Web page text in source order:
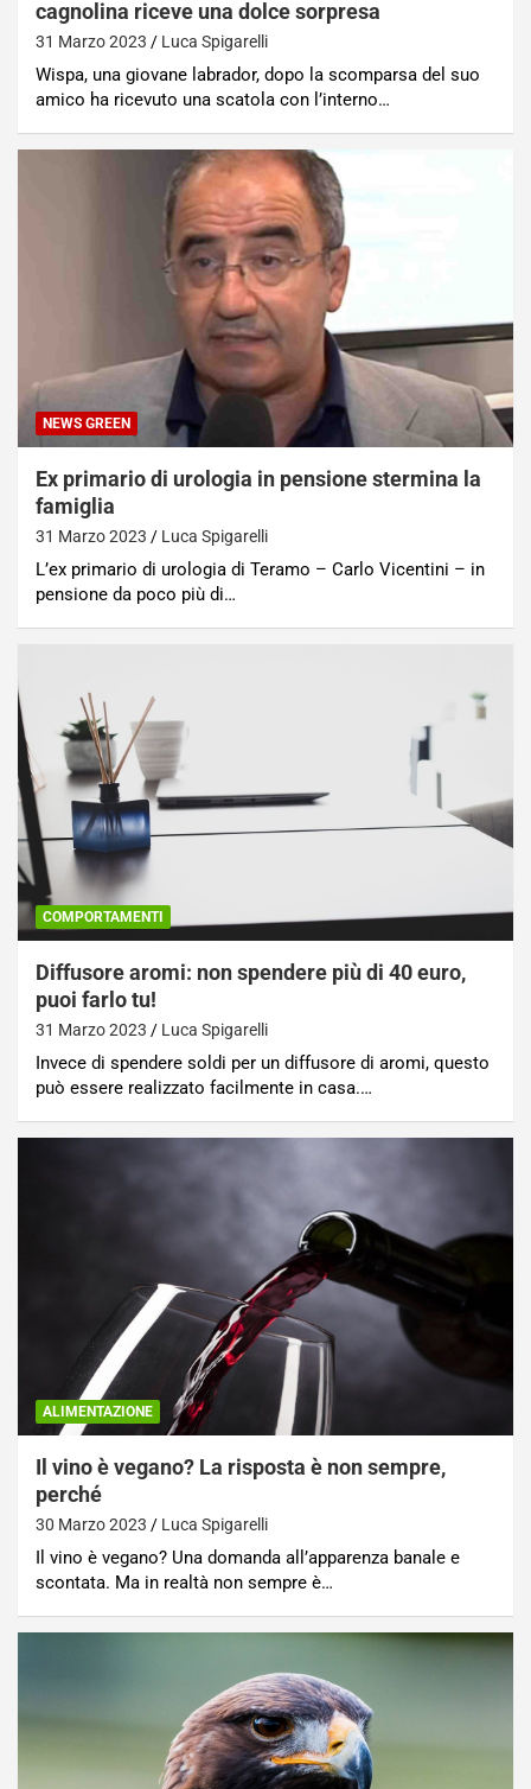
cagnolina riceve una dolce sorpresa
31 Marzo 2023 Luca Spigarelli
Wispa, una giovane labrador, dopo la scomparsa del suo
amico ha ricevuto una scatola con l’interno…
NEWS GREEN
Ex primario di urologia in pensione stermina la
famiglia
31 Marzo 2023 Luca Spigarelli
L’ex primario di urologia di Teramo – Carlo Vicentini – in
pensione da poco più di…
COMPORTAMENTI
Diffusore aromi: non spendere più di 40 euro,
puoi farlo tu!
31 Marzo 2023 Luca Spigarelli
Invece di spendere soldi per un diffusore di aromi, questo
può essere realizzato facilmente in casa.…
ALIMENTAZIONE
Il vino è vegano? La risposta è non sempre,
perché
30 Marzo 2023 Luca Spigarelli
Il vino è vegano? Una domanda all’apparenza banale e
scontata. Ma in realtà non sempre è…